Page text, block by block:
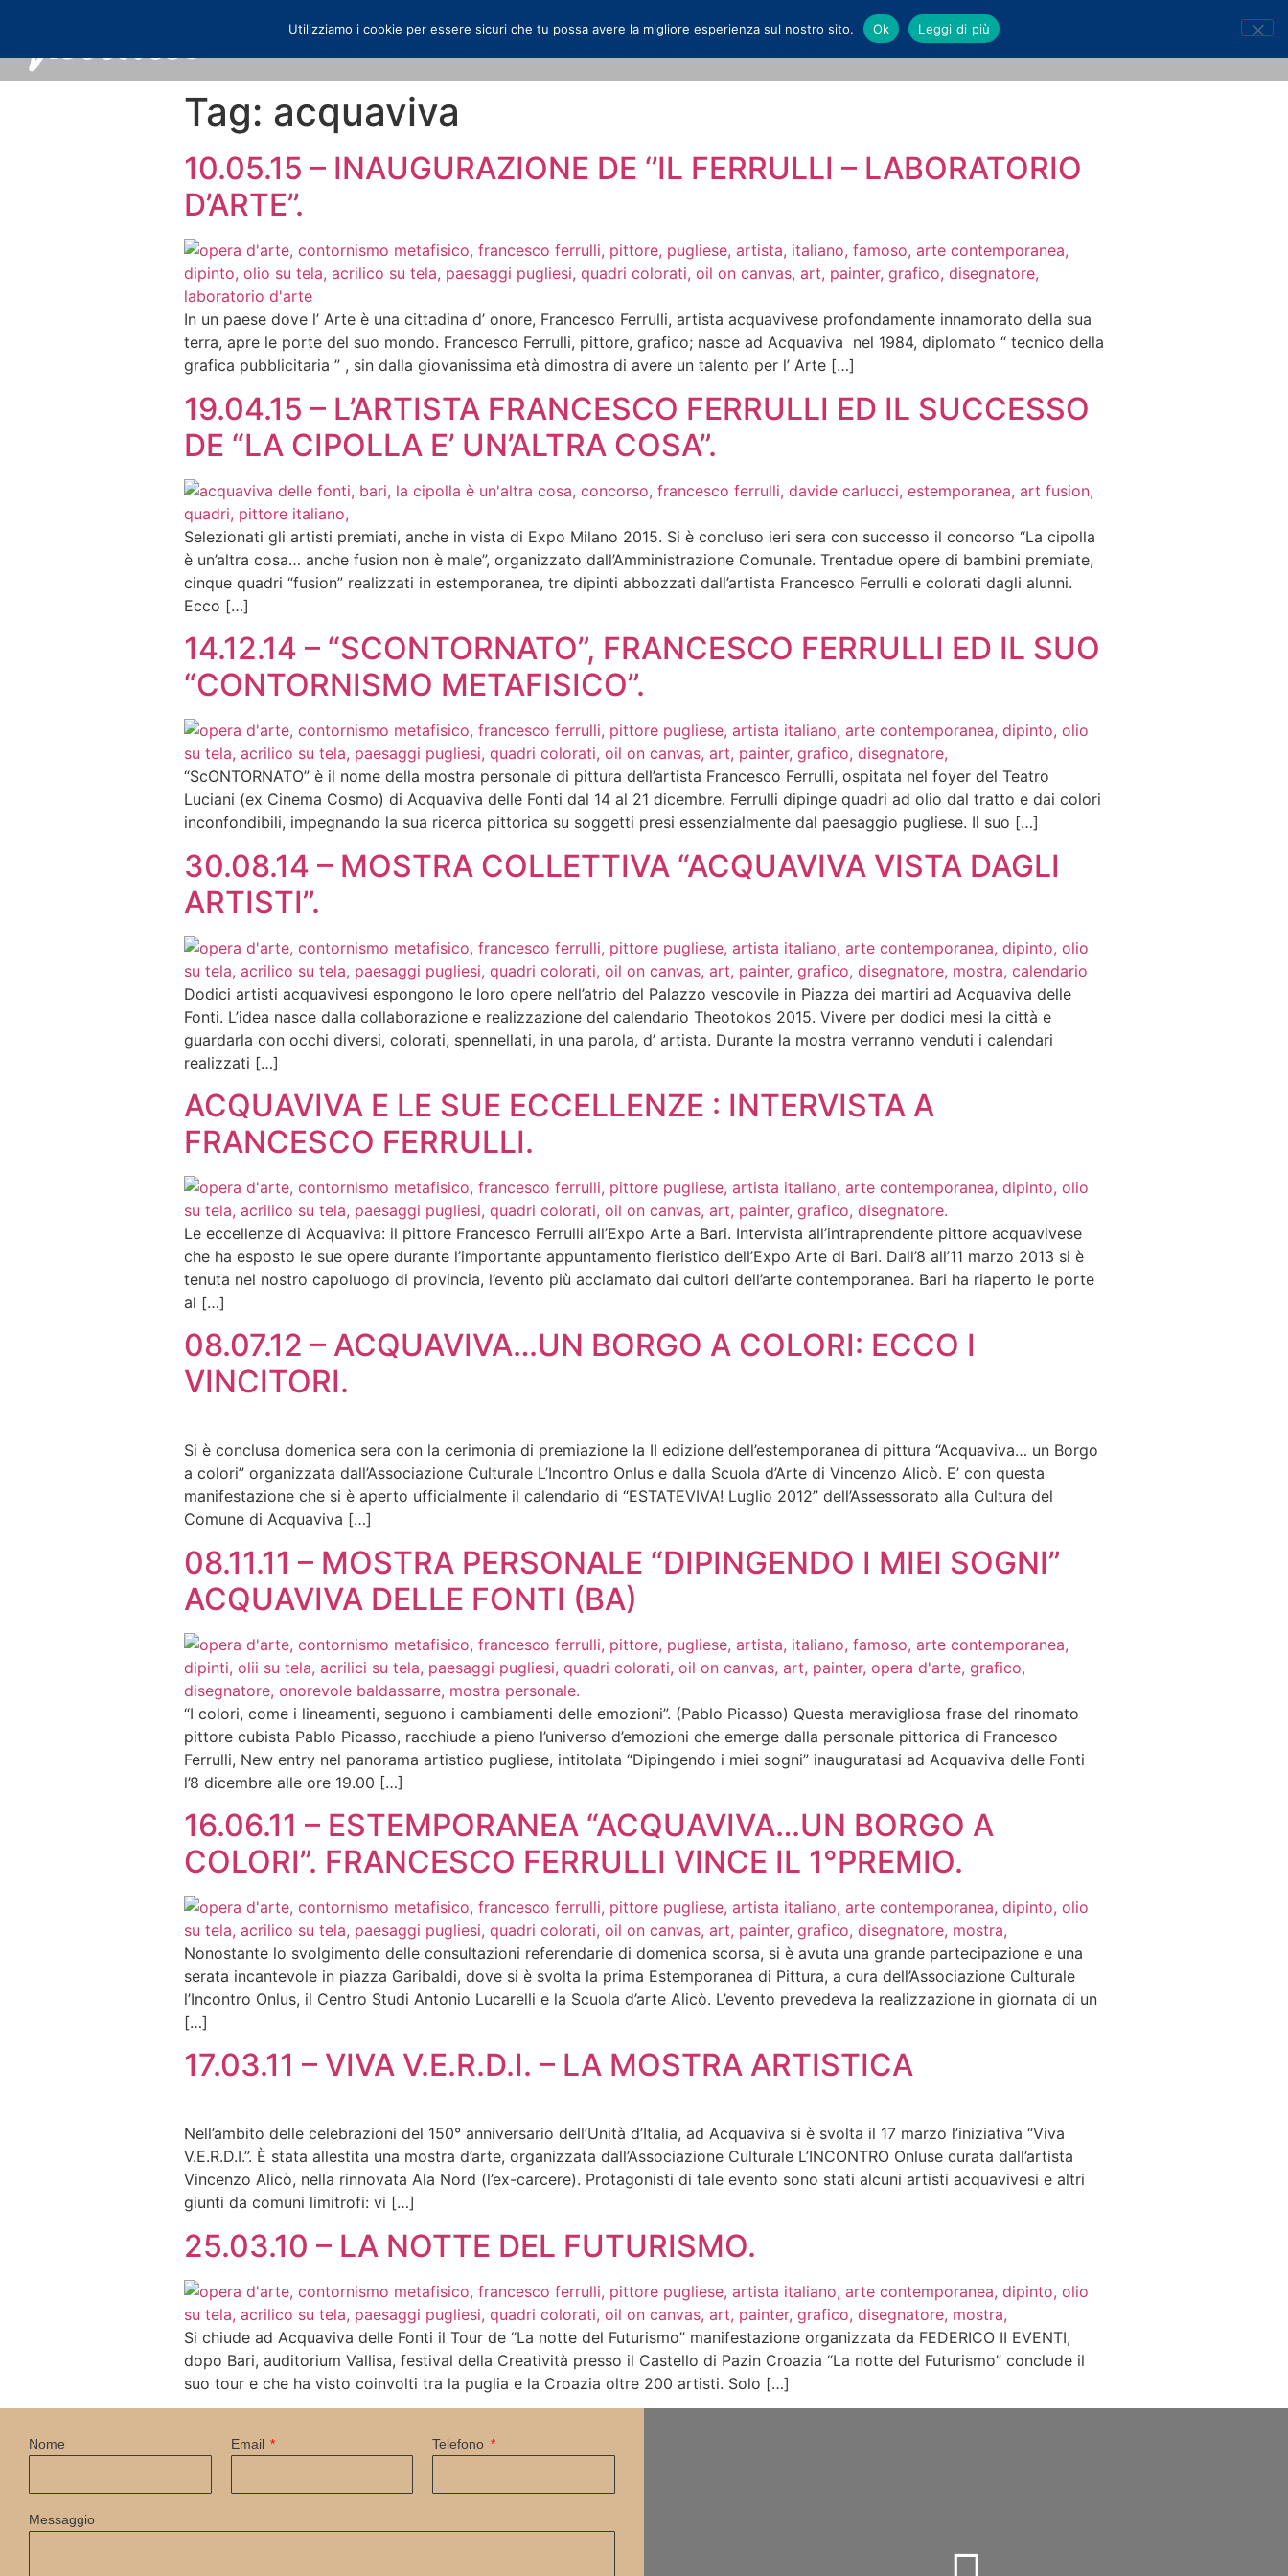
Tag: acquaviva
10.05.15 – INAUGURAZIONE DE ‘’IL FERRULLI – LABORATORIO
D’ARTE’’.
In un paese dove l’ Arte è una cittadina d’ onore, Francesco Ferrulli, artista acquavivese profondamente innamorato della sua
terra, apre le porte del suo mondo. Francesco Ferrulli, pittore, grafico; nasce ad Acquaviva nel 1984, diplomato “ tecnico della
grafica pubblicitaria ” , sin dalla giovanissima età dimostra di avere un talento per l’ Arte […]
19.04.15 – L’ARTISTA FRANCESCO FERRULLI ED IL SUCCESSO
DE “LA CIPOLLA E’ UN’ALTRA COSA”.
Selezionati gli artisti premiati, anche in vista di Expo Milano 2015. Si è concluso ieri sera con successo il concorso “La cipolla
è un’altra cosa… anche fusion non è male”, organizzato dall’Amministrazione Comunale. Trentadue opere di bambini premiate,
cinque quadri “fusion” realizzati in estemporanea, tre dipinti abbozzati dall’artista Francesco Ferrulli e colorati dagli alunni.
Ecco […]
14.12.14 – “SCONTORNATO”, FRANCESCO FERRULLI ED IL SUO
“CONTORNISMO METAFISICO”.
“ScONTORNATO” è il nome della mostra personale di pittura dell’artista Francesco Ferrulli, ospitata nel foyer del Teatro
Luciani (ex Cinema Cosmo) di Acquaviva delle Fonti dal 14 al 21 dicembre. Ferrulli dipinge quadri ad olio dal tratto e dai colori
inconfondibili, impegnando la sua ricerca pittorica su soggetti presi essenzialmente dal paesaggio pugliese. Il suo […]
30.08.14 – MOSTRA COLLETTIVA “ACQUAVIVA VISTA DAGLI
ARTISTI”.
Dodici artisti acquavivesi espongono le loro opere nell’atrio del Palazzo vescovile in Piazza dei martiri ad Acquaviva delle
Fonti. L’idea nasce dalla collaborazione e realizzazione del calendario Theotokos 2015. Vivere per dodici mesi la città e
guardarla con occhi diversi, colorati, spennellati, in una parola, d’ artista. Durante la mostra verranno venduti i calendari
realizzati […]
ACQUAVIVA E LE SUE ECCELLENZE : INTERVISTA A
FRANCESCO FERRULLI.
Le eccellenze di Acquaviva: il pittore Francesco Ferrulli all’Expo Arte a Bari. Intervista all’intraprendente pittore acquavivese
che ha esposto le sue opere durante l’importante appuntamento fieristico dell’Expo Arte di Bari. Dall’8 all’11 marzo 2013 si è
tenuta nel nostro capoluogo di provincia, l’evento più acclamato dai cultori dell’arte contemporanea. Bari ha riaperto le porte
al […]
08.07.12 – ACQUAVIVA…UN BORGO A COLORI: ECCO I
VINCITORI.
Si è conclusa domenica sera con la cerimonia di premiazione la II edizione dell’estemporanea di pittura “Acquaviva… un Borgo
a colori” organizzata dall’Associazione Culturale L’Incontro Onlus e dalla Scuola d’Arte di Vincenzo Alicò. E’ con questa
manifestazione che si è aperto ufficialmente il calendario di “ESTATEVIVA! Luglio 2012” dell’Assessorato alla Cultura del
Comune di Acquaviva […]
08.11.11 – MOSTRA PERSONALE “DIPINGENDO I MIEI SOGNI”
ACQUAVIVA DELLE FONTI (BA)
“I colori, come i lineamenti, seguono i cambiamenti delle emozioni”. (Pablo Picasso) Questa meravigliosa frase del rinomato
pittore cubista Pablo Picasso, racchiude a pieno l’universo d’emozioni che emerge dalla personale pittorica di Francesco
Ferrulli, New entry nel panorama artistico pugliese, intitolata “Dipingendo i miei sogni” inauguratasi ad Acquaviva delle Fonti
l’8 dicembre alle ore 19.00 […]
16.06.11 – ESTEMPORANEA “ACQUAVIVA…UN BORGO A
COLORI”. FRANCESCO FERRULLI VINCE IL 1°PREMIO.
Nonostante lo svolgimento delle consultazioni referendarie di domenica scorsa, si è avuta una grande partecipazione e una
serata incantevole in piazza Garibaldi, dove si è svolta la prima Estemporanea di Pittura, a cura dell’Associazione Culturale
l’Incontro Onlus, il Centro Studi Antonio Lucarelli e la Scuola d’arte Alicò. L’evento prevedeva la realizzazione in giornata di un
[…]
17.03.11 – VIVA V.E.R.D.I. – LA MOSTRA ARTISTICA
Nell’ambito delle celebrazioni del 150° anniversario dell’Unità d’Italia, ad Acquaviva si è svolta il 17 marzo l’iniziativa “Viva
V.E.R.D.I.”. È stata allestita una mostra d’arte, organizzata dall’Associazione Culturale L’INCONTRO Onluse curata dall’artista
Vincenzo Alicò, nella rinnovata Ala Nord (l’ex-carcere). Protagonisti di tale evento sono stati alcuni artisti acquavivesi e altri
giunti da comuni limitrofi: vi […]
25.03.10 – LA NOTTE DEL FUTURISMO.
Si chiude ad Acquaviva delle Fonti il Tour de “La notte del Futurismo” manifestazione organizzata da FEDERICO II EVENTI,
dopo Bari, auditorium Vallisa, festival della Creatività presso il Castello di Pazin Croazia “La notte del Futurismo” conclude il
suo tour e che ha visto coinvolti tra la puglia e la Croazia oltre 200 artisti. Solo […]
Nome Email Telefono
Messaggio
Utilizziamo i cookie per essere sicuri che tu possa avere la migliore esperienza sul nostro sito. Ok Leggi di più